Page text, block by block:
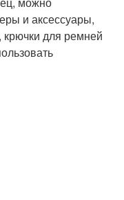
и аксессуары,
крючки для ремней